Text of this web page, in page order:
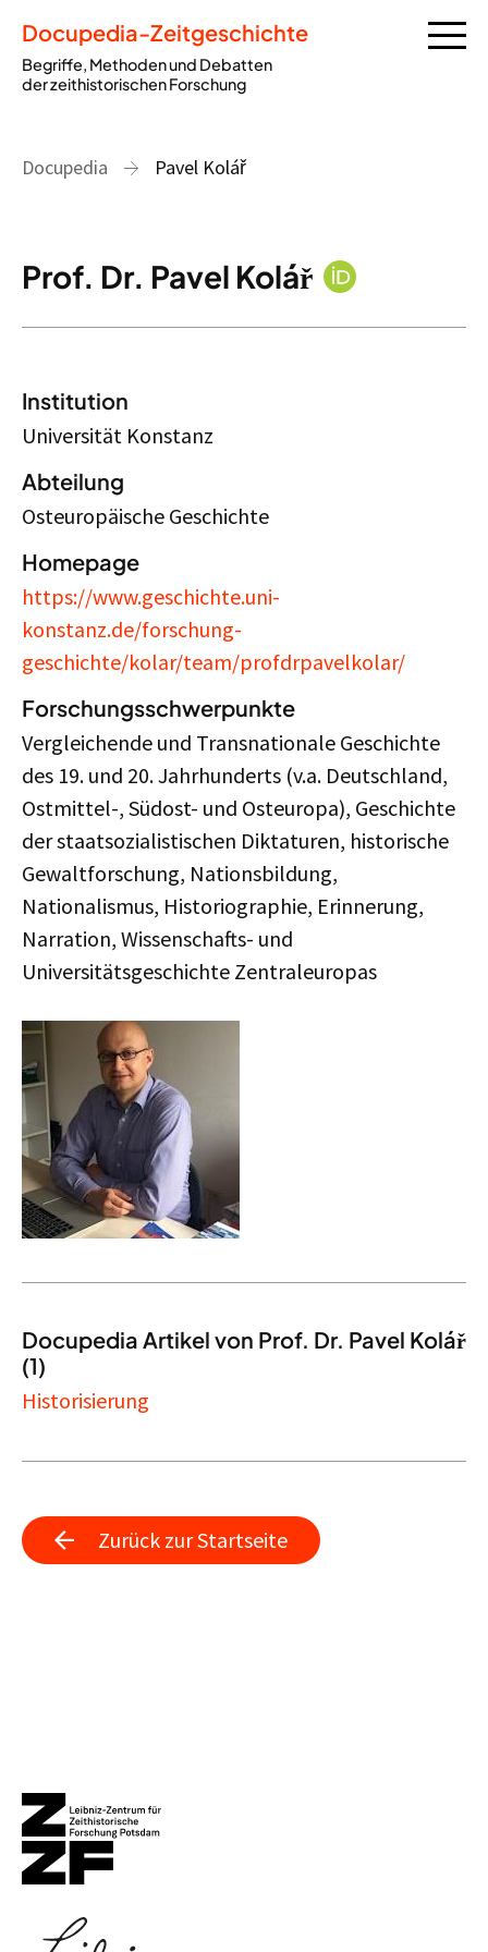
Docupedia-Zeitgeschichte
Begriffe, Methoden und Debatten
der zeithistorischen Forschung
Docupedia Pavel Kolář
Prof. Dr. Pavel Kolář
Institution
Universität Konstanz
Abteilung
Osteuropäische Geschichte
Homepage
https://www.geschichte.uni-
konstanz.de/forschung-
geschichte/kolar/team/profdrpavelkolar/
Forschungsschwerpunkte
Vergleichende und Transnationale Geschichte
des 19. und 20. Jahrhunderts (v.a. Deutschland,
Ostmittel-, Südost- und Osteuropa), Geschichte
der staatsozialistischen Diktaturen, historische
Gewaltforschung, Nationsbildung,
Nationalismus, Historiographie, Erinnerung,
Narration, Wissenschafts- und
Universitätsgeschichte Zentraleuropas
Docupedia Artikel von Prof. Dr. Pavel Kolář
(1)
Historisierung
Zurück zur Startseite